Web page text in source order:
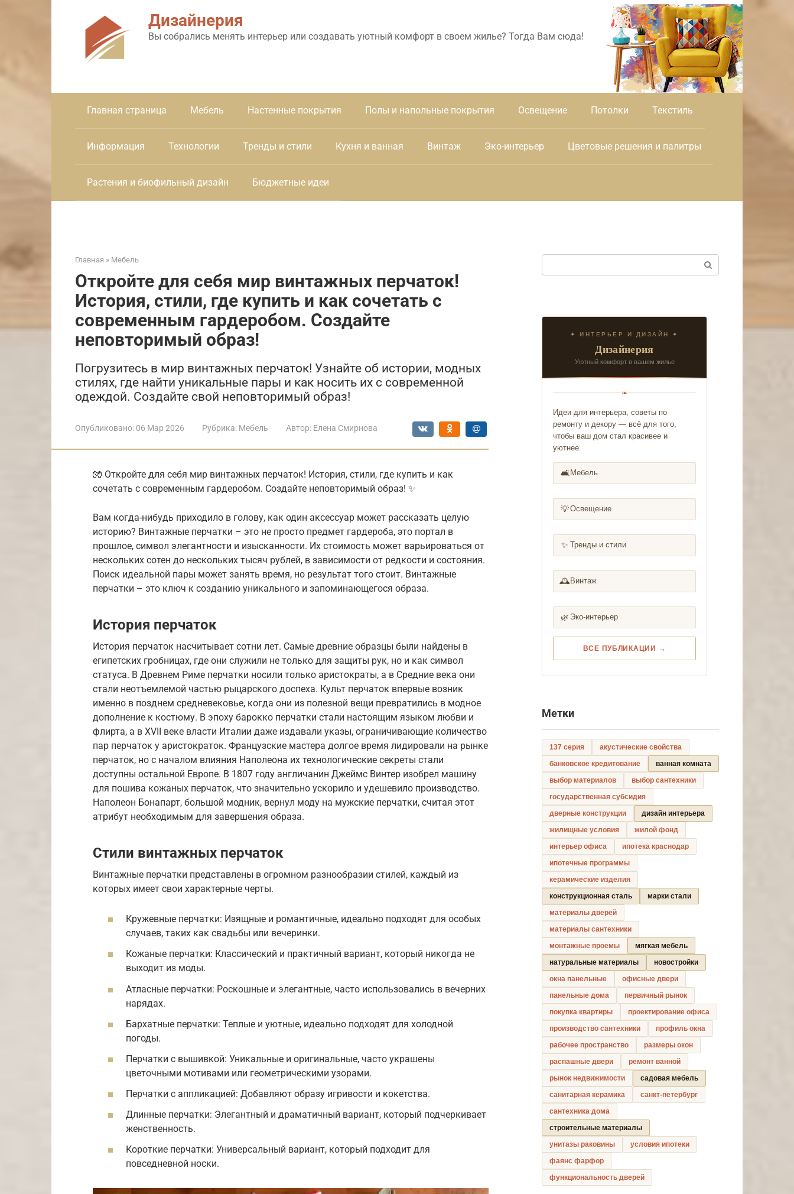
Дизайнерия
Вы собрались менять интерьер или создавать уютный комфорт в своем жилье? Тогда Вам сюда!
Главная страница Мебель Настенные покрытия Полы и напольные покрытия Освещение Потолки Текстиль
Информация Технологии Тренды и стили Кухня и ванная Винтаж Эко-интерьер Цветовые решения и палитры
Растения и биофильный дизайн Бюджетные идеи
Главная » Мебель
Откройте для себя мир винтажных перчаток!
История, стили, где купить и как сочетать с
современным гардеробом. Создайте
неповторимый образ!
Погрузитесь в мир винтажных перчаток! Узнайте об истории, модных
стилях, где найти уникальные пары и как носить их с современной
одеждой. Создайте свой неповторимый образ!
Опубликовано: 06 Мар 2026 Рубрика: Мебель Автор: Елена Смирнова
🧤 Откройте для себя мир винтажных перчаток! История, стили, где купить и как
сочетать с современным гардеробом. Создайте неповторимый образ! ✨
Вам когда-нибудь приходило в голову, как один аксессуар может рассказать целую
историю? Винтажные перчатки – это не просто предмет гардероба, это портал в
прошлое, символ элегантности и изысканности. Их стоимость может варьироваться от
нескольких сотен до нескольких тысяч рублей, в зависимости от редкости и состояния.
Поиск идеальной пары может занять время, но результат того стоит. Винтажные
перчатки – это ключ к созданию уникального и запоминающегося образа.
История перчаток
История перчаток насчитывает сотни лет. Самые древние образцы были найдены в
египетских гробницах, где они служили не только для защиты рук, но и как символ
статуса. В Древнем Риме перчатки носили только аристократы, а в Средние века они
стали неотъемлемой частью рыцарского доспеха. Культ перчаток впервые возник
именно в позднем средневековье, когда они из полезной вещи превратились в модное
дополнение к костюму. В эпоху барокко перчатки стали настоящим языком любви и
флирта, а в XVII веке власти Италии даже издавали указы, ограничивающие количество
пар перчаток у аристократок. Французские мастера долгое время лидировали на рынке
перчаток, но с началом влияния Наполеона их технологические секреты стали
доступны остальной Европе. В 1807 году англичанин Джеймс Винтер изобрел машину
для пошива кожаных перчаток, что значительно ускорило и удешевило производство.
Наполеон Бонапарт, большой модник, вернул моду на мужские перчатки, считая этот
атрибут необходимым для завершения образа.
Стили винтажных перчаток
Винтажные перчатки представлены в огромном разнообразии стилей, каждый из
которых имеет свои характерные черты.
Кружевные перчатки: Изящные и романтичные, идеально подходят для особых
случаев, таких как свадьбы или вечеринки.
Кожаные перчатки: Классический и практичный вариант, который никогда не
выходит из моды.
Атласные перчатки: Роскошные и элегантные, часто использовались в вечерних
нарядах.
Бархатные перчатки: Теплые и уютные, идеально подходят для холодной
погоды.
Перчатки с вышивкой: Уникальные и оригинальные, часто украшены
цветочными мотивами или геометрическими узорами.
Перчатки с аппликацией: Добавляют образу игривости и кокетства.
Длинные перчатки: Элегантный и драматичный вариант, который подчеркивает
женственность.
Короткие перчатки: Универсальный вариант, который подходит для
повседневной носки.
✦ ИНТЕРЬЕР И ДИЗАЙН ✦
Дизайнерия
Уютный комфорт в вашем жилье
❧
Идеи для интерьера, советы по
ремонту и декору — всё для того,
чтобы ваш дом стал красивее и
уютнее.
🛋️ Мебель
💡Освещение
✨ Тренды и стили
🕰️ Винтаж
🌿 Эко-интерьер
ВСЕ ПУБЛИКАЦИИ →
Метки
137 серия
акустические свойства
банковское кредитование
ванная комната
выбор материалов
выбор сантехники
государственная субсидия
дверные конструкции
дизайн интерьера
жилищные условия
жилой фонд
интерьер офиса
ипотека краснодар
ипотечные программы
керамические изделия
конструкционная сталь
марки стали
материалы дверей
материалы сантехники
монтажные проемы
мягкая мебель
натуральные материалы
новостройки
окна панельные
офисные двери
панельные дома
первичный рынок
покупка квартиры
проектирование офиса
производство сантехники
профиль окна
рабочее пространство
размеры окон
распашные двери
ремонт ванной
рынок недвижимости
садовая мебель
санитарная керамика
санкт-петербург
сантехника дома
строительные материалы
унитазы раковины
условия ипотеки
фаянс фарфор
функциональность дверей